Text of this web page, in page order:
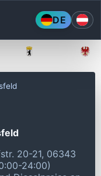
DE
20-21, 06343
24:00)